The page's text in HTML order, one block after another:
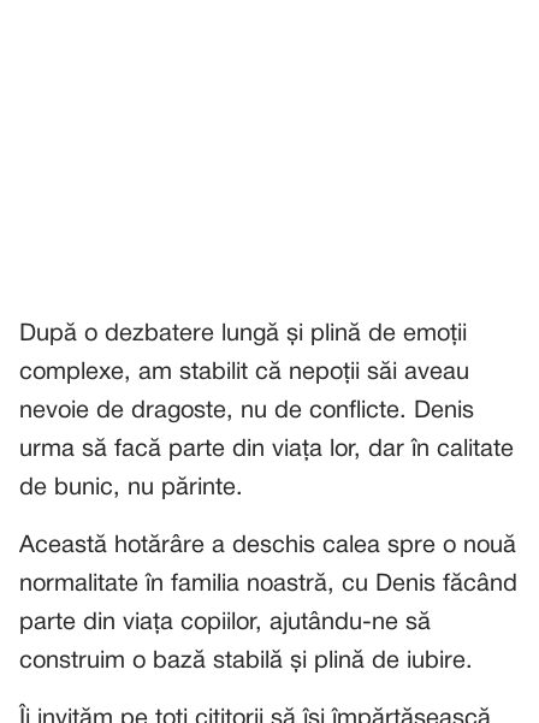
După o dezbatere lungă și plină de emoții
complexe, am stabilit că nepoții săi aveau
nevoie de dragoste, nu de conflicte. Denis
urma să facă parte din viața lor, dar în calitate
de bunic, nu părinte.
Această hotărâre a deschis calea spre o nouă
normalitate în familia noastră, cu Denis făcând
parte din viața copiilor, ajutându-ne să
construim o bază stabilă și plină de iubire.